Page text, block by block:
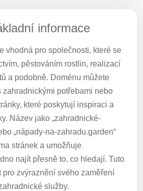
informace
vhodná pro společnosti, které se
pěstováním rostlin, realizací
a podobně. Doménu můžete
zahradnickými potřebami nebo
které poskytují inspiraci a
Název jako „zahradnické-
„nápady-na-zahradu.garden“
stránek a umožňuje
najít přesně to, co hledají. Tuto
pro zvýraznění svého zaměření
služby.